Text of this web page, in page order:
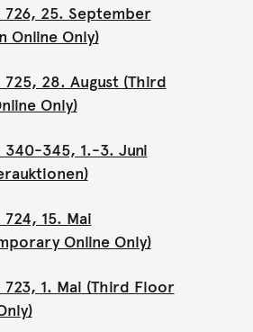
726, 25. September
Online Only)
28. August (Third
Only)
340-345, 1.-3. Juni
15. Mai
Online Only)
1. Mai (Third Floor